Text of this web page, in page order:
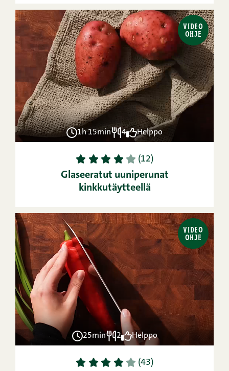
VIDEO
OHJE
1h 15min 4 Helppo
1 2 3 4 5 (12)
Glaseeratut uuniperunat
kinkkutäytteellä
VIDEO
OHJE
25min 2 Helppo
1 2 3 4 5 (43)